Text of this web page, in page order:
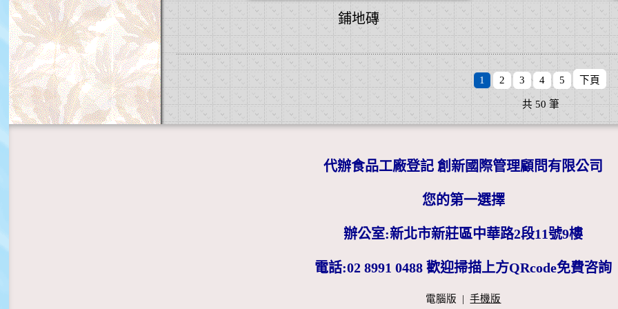
鋪地磚
1 2 3 4 5 下頁
共 50筆
代辦食品工廠登記 創新國際管理顧問有限公司
您的第一選擇
辦公室:新北市新莊區中華路2段11號9樓
電話:02 8991 0488 歡迎掃描上方QRcode免費咨詢
電腦版 |手機版